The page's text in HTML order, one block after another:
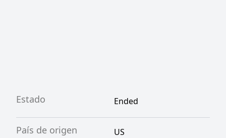
Estado Ended
País de origen US